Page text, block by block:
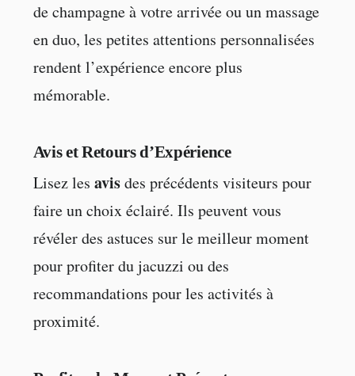
de champagne à votre arrivée ou un massage
en duo, les petites attentions personnalisées
rendent l’expérience encore plus
mémorable.
Avis et Retours d’Expérience
Lisez les avisdes précédents visiteurs pour
faire un choix éclairé. Ils peuvent vous
révéler des astuces sur le meilleur moment
pour profiter du jacuzzi ou des
recommandations pour les activités à
proximité.